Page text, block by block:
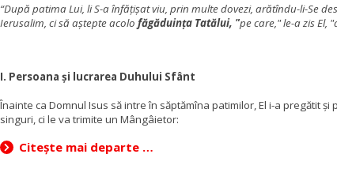
“După patima Lui, li S-a înfăţişat viu, prin multe dovezi, arătîndu-li-Se
Ierusalim, ci să aştepte acolo făgăduinţa Tatălui, "pe care," le-a zis El,
I. Persoana şi lucrarea Duhului Sfânt
Înainte ca Domnul Isus să intre în săptămîna patimilor, El i-a pregătit
singuri, ci le va trimite un Mângâietor:
Citește mai departe …